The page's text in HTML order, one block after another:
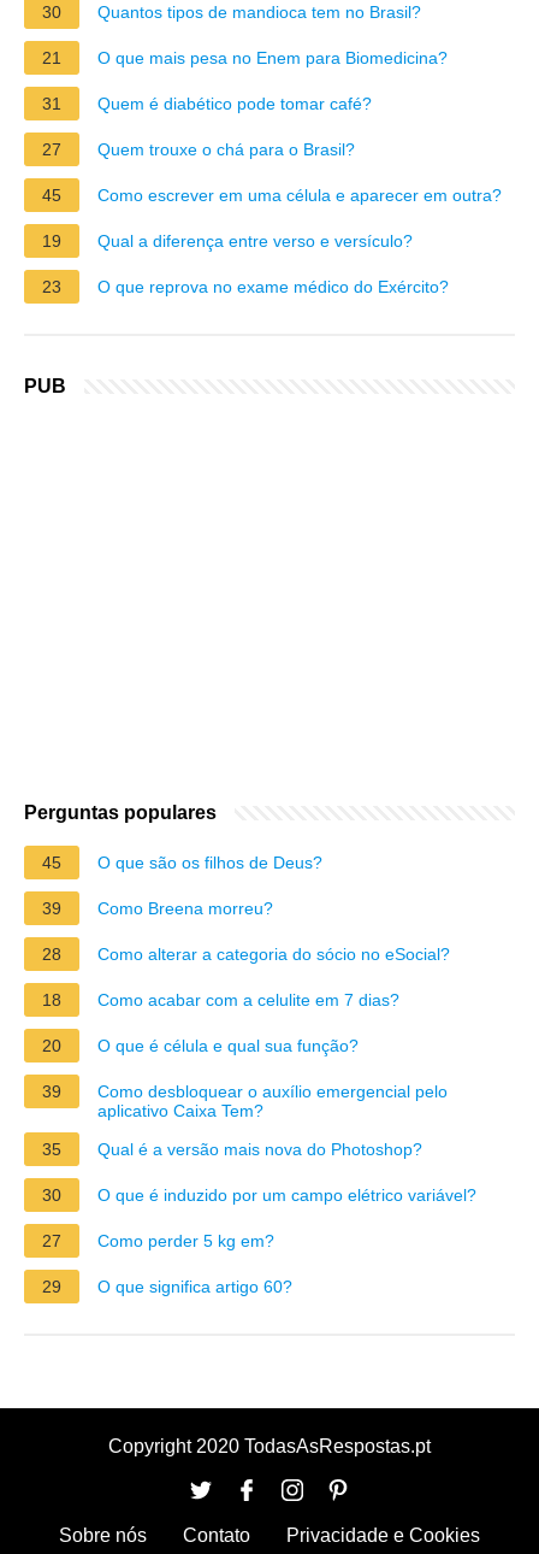
30 Quantos tipos de mandioca tem no Brasil?
21 O que mais pesa no Enem para Biomedicina?
31 Quem é diabético pode tomar café?
27 Quem trouxe o chá para o Brasil?
45 Como escrever em uma célula e aparecer em outra?
19 Qual a diferença entre verso e versículo?
23 O que reprova no exame médico do Exército?
PUB
Perguntas populares
45 O que são os filhos de Deus?
39 Como Breena morreu?
28 Como alterar a categoria do sócio no eSocial?
18 Como acabar com a celulite em 7 dias?
20 O que é célula e qual sua função?
39
Como desbloquear o auxílio emergencial pelo
aplicativo Caixa Tem?
35
Qual é a versão mais nova do Photoshop?
30 O que é induzido por um campo elétrico variável?
27 Como perder 5 kg em?
29 O que significa artigo 60?
Copyright 2020 TodasAsRespostas.pt
Sobre nós Contato Privacidade e Cookies